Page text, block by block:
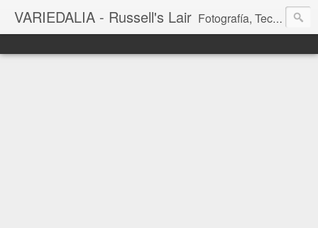
VARIEDALIA - Russell's Lair Fotografía, Tecnología, Cine y Videojuegos en un Blog Multitemática. El rinconcito del creador de FotoMuseo 3D y Left 4 SGC.